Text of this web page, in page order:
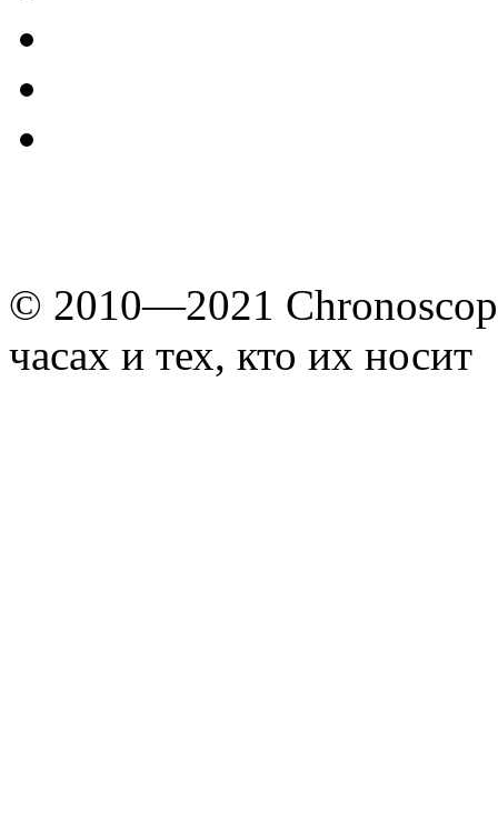
© 2010—2021
часах и тех, кто их носит